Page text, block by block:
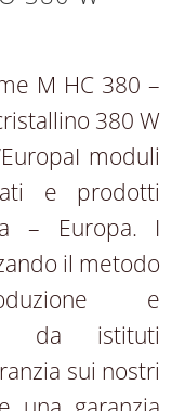
M HC 380 –
380 W
moduli
e prodotti
– Europa. I
il metodo
e
da istituti
sui nostri